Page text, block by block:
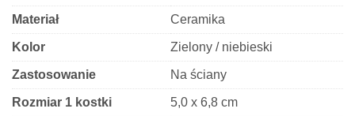
Materiał Ceramika
Kolor Zielony / niebieski
Zastosowanie Na ściany
Rozmiar 1 kostki 5,0 x 6,8 cm